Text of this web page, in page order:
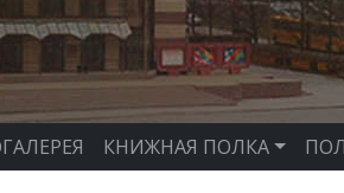
КНИЖНАЯ ПОЛКА